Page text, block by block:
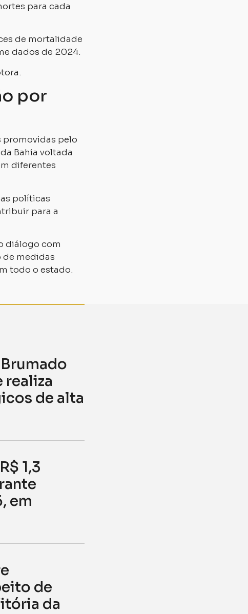
para cada
de mortalidade
dados de 2024.
por
promovidas pelo
Bahia voltada
diferentes
políticas
para a
diálogo com
de medidas
todo o estado.
realiza
de alta
1,3
em
de
da